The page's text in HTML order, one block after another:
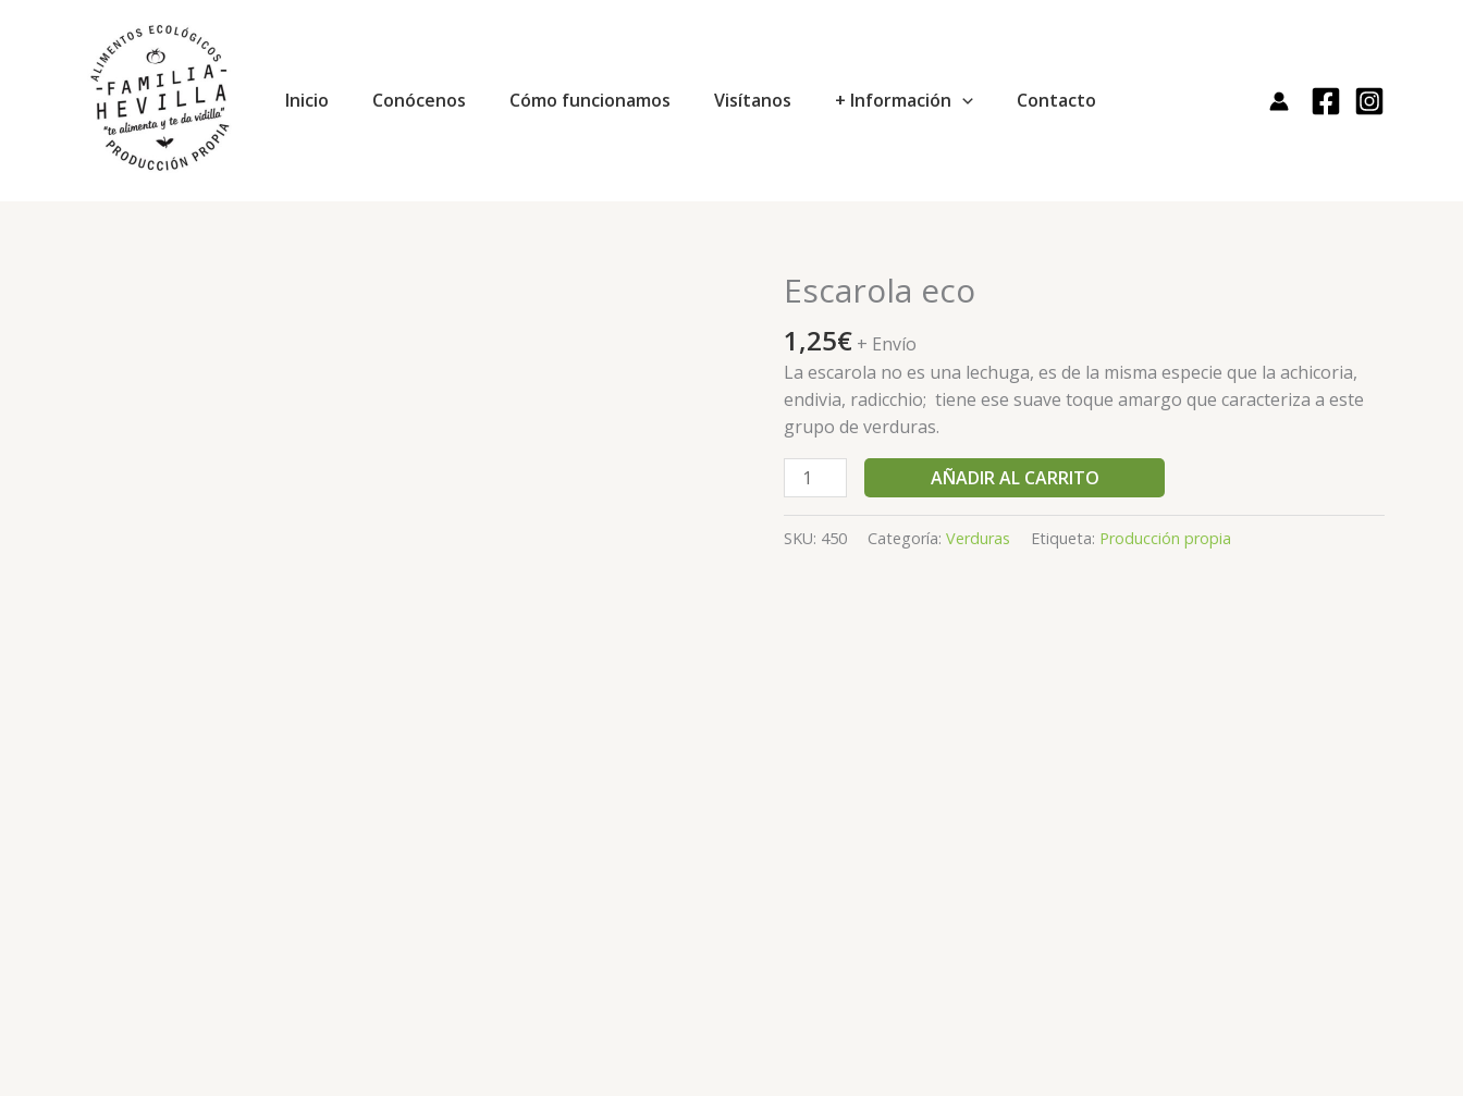
Inicio
Conócenos Cómo funcionamos Visítanos + Información Contacto
Escarola eco
1,25€ + Envío
La escarola no es una lechuga, es de la misma especie que la achicoria,
endivia, radicchio; tiene ese suave toque amargo que caracteriza a este
grupo de verduras.
Escarola
eco
cantidad
AÑADIR AL CARRITO
SKU: 450 Categoría: Verduras Etiqueta: Producción propia